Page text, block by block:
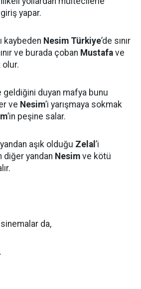
giriş yapar.
kaybeden Nesim Türkiye’de sınır
ve burada çoban Mustafa ve
olur.
geldiğini duyan mafya bunu
ve Nesim’i yarışmaya sokmak
’in peşine salar.
aşık olduğu Zelal ’i
diğer yandan Nesim ve kötü
da,